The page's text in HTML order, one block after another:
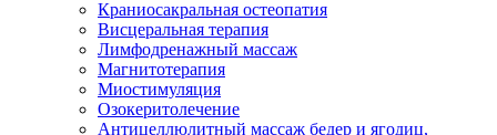
Краниосакральная остеопатия
Висцеральная терапия
Лимфодренажный массаж
Магнитотерапия
Миостимуляция
Озокеритолечение
Антицеллюлитный массаж бедер и ягодиц,